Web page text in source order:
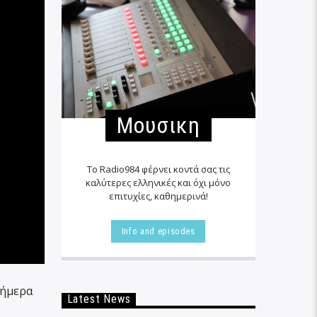
Μουσικη
Το Radio984 φέρνει κοντά σας τις
καλύτερες ελληνικές και όχι μόνο
επιτυχίες, καθημερινά!
Info and episodes
Latest News